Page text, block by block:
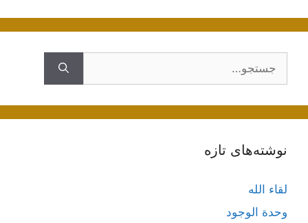
نوشته‌های تازه
لقاء الله
وحدة الوجود